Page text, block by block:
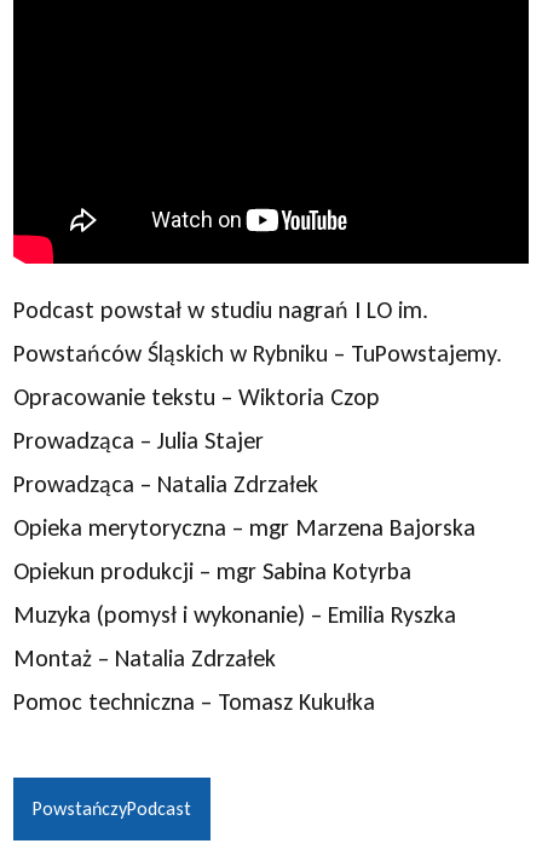
Podcast powstał w studiu nagrań I LO im.
Powstańców Śląskich w Rybniku – TuPowstajemy.
Opracowanie tekstu – Wiktoria Czop
Prowadząca – Julia Stajer
Prowadząca – Natalia Zdrzałek
Opieka merytoryczna – mgr Marzena Bajorska
Opiekun produkcji – mgr Sabina Kotyrba
Muzyka (pomysł i wykonanie) – Emilia Ryszka
Montaż – Natalia Zdrzałek
Pomoc techniczna – Tomasz Kukułka
PowstańczyPodcast